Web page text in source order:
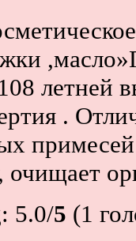
летней
.
очищает
5.0/5 (1